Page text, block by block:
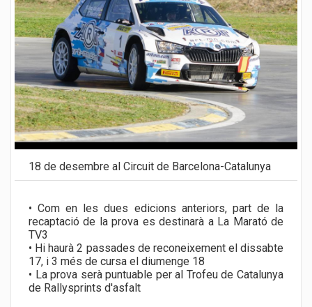
18 de desembre al Circuit de Barcelona-Catalunya
• Com en les dues edicions anteriors, part de la
recaptació de la prova es destinarà a La Marató de
TV3
• Hi haurà 2 passades de reconeixement el dissabte
17, i 3 més de cursa el diumenge 18
• La prova serà puntuable per al Trofeu de Catalunya
de Rallysprints d'asfalt